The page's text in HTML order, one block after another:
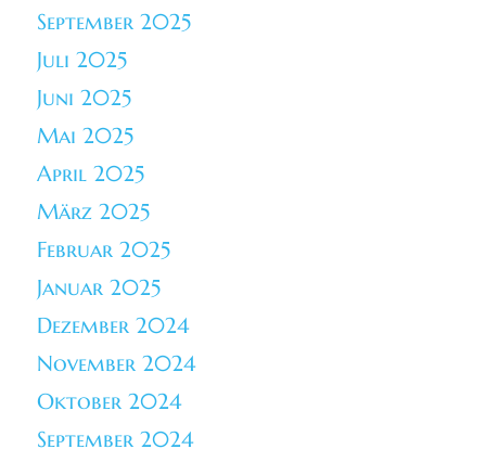
September 2025
Juli 2025
Juni 2025
Mai 2025
April 2025
März 2025
Februar 2025
Januar 2025
Dezember 2024
November 2024
Oktober 2024
September 2024